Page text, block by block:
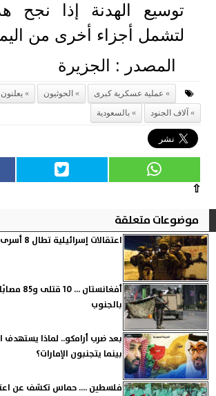
توسيع الهدنة إذا نجح
لتشمل أجزاء أخرى من
المصدر : الجزيرة
عملية عسكرية كبرى الحوثيون يعلنون
آلاف الجنود
بالسعودية
⇧
موضوعات متعلقة
اعتقالات إسرائيلية تطال 8 أسرى محررين من الخليل
بالجنوب
بعد ضرب أرامكو.. لماذا يستهدف
بينما يتجنبون الإمارات؟
فلسطين .... حماس تكشف عن